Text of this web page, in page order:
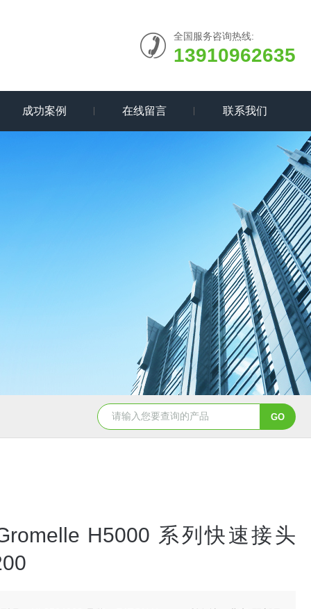
全国服务咨询热线:
13910962635
成功案例 在线留言 联系我们
5347信德迈代理Parker 45度绝缘防水接头 5353信
H5000 系列快速接头